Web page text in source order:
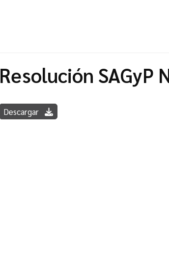
Resolución SAGyP
Descargar